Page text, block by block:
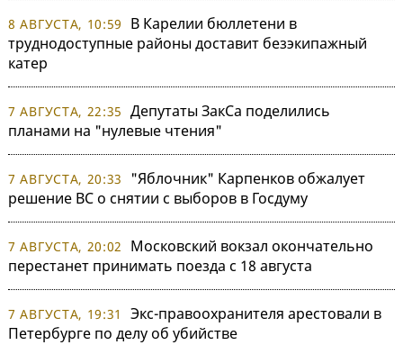
8 АВГУСТА, 10:59
В Карелии бюллетени в
труднодоступные районы доставит безэкипажный
катер
7 АВГУСТА, 22:35 Депутаты ЗакСа поделились
планами на "нулевые чтения"
7 АВГУСТА, 20:33
"Яблочник" Карпенков обжалует
решение ВС о снятии с выборов в Госдуму
7 АВГУСТА, 20:02
Московский вокзал окончательно
перестанет принимать поезда с 18 августа
7 АВГУСТА, 19:31
Экс-правоохранителя арестовали в
Петербурге по делу об убийстве